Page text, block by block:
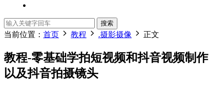
搜索
当前位置： 首页 教程 .摄影摄像 正文
教程-零基础学拍短视频和抖音视频制作
以及抖音拍摄镜头